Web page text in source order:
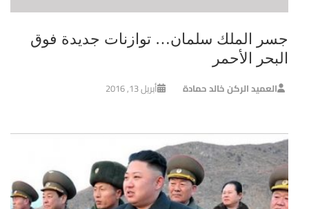
جسر الملك سلمان… توازنات جديدة فوق
البحر الأحمر
العميد الركن خالد حمادة أبريل 13, 2016